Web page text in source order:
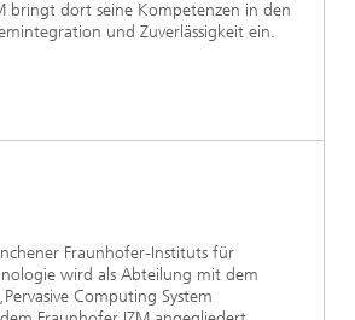
bringt dort seine Kompetenzen in den
und Zuverlässigkeit ein.
Fraunhofer-Instituts für
wird als Abteilung mit dem
Computing System